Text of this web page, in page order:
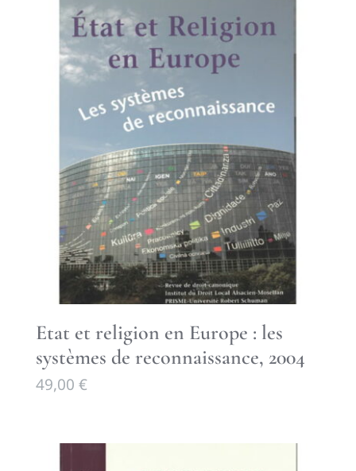
Etat et religion en Europe : les
systèmes de reconnaissance, 2004
49,00 €